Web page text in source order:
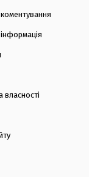
власності